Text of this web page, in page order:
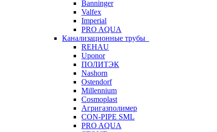
Banninger
Valfex
Imperial
PRO AQUA
Канализационные трубы
REHAU
Uponor
ПОЛИТЭК
Nashorn
Ostendorf
Millennium
Cosmoplast
Агригазполимер
CON-PIPE SML
PRO AQUA